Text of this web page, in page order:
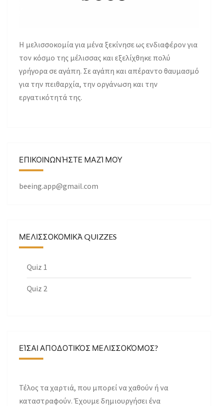
H μελισσοκομία για μένα ξεκίνησε ως ενδιαφέρον για
τον κόσμο της μέλισσας και εξελίχθηκε πολύ
γρήγορα σε αγάπη. Σε αγάπη και απέραντο θαυμασμό
για την πειθαρχία, την οργάνωση και την
εργατικότητά της.
ΕΠΙΚΟΙΝΩΝΉΣΤΕ ΜΑΖΊ ΜΟΥ
beeing.app@gmail.com
ΜΕΛΙΣΣΟΚΟΜΙΚΆ QUIZZES
Quiz 1
Quiz 2
ΕΊΣΑΙ ΑΠΟΔΟΤΙΚΌΣ ΜΕΛΙΣΣΟΚΌΜΟΣ?
Τέλος τα χαρτιά, που μπορεί να χαθούν ή να
καταστραφούν. Έχουμε δημιουργήσει ένα